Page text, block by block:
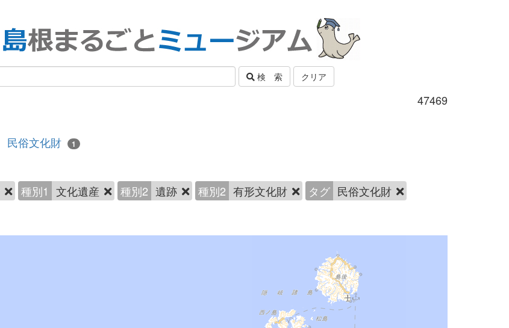
検 索 クリア
47469
民俗文化財 1
種別1 文化遺産 種別2 遺跡 種別2 有形文化財 タグ 民俗文化財